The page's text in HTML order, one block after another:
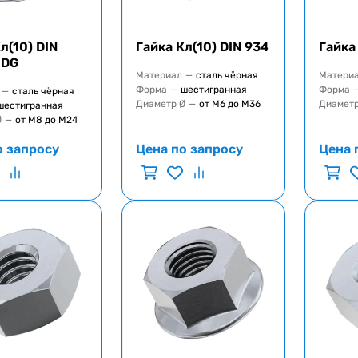
DIN
— сталь чёрная
— от М8 до М24
запросу
Гайка Кл(10) DIN 934
Материал — сталь чёрная
Форма — шестигранная
Диаметр Ø — от М6 до М36
Цена по запросу
Форма
Цена